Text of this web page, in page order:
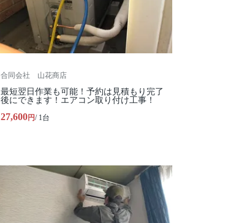
合同会社 山花商店
最短翌日作業も可能！予約は見積もり完了
後にできます！エアコン取り付け工事！
27,600円/ 1台